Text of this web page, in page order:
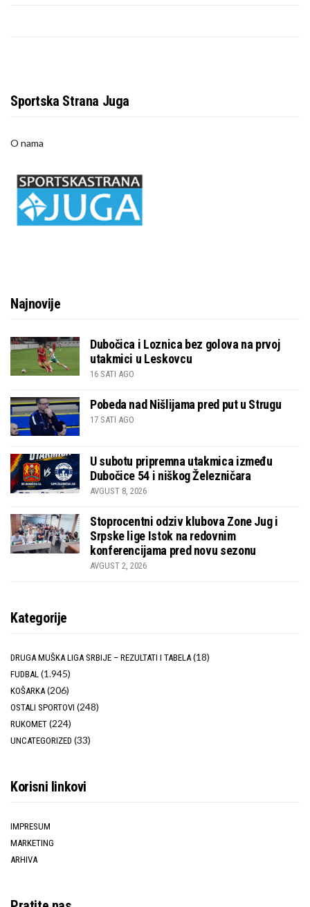
Sportska Strana Juga
O nama
Najnovije
Dubočica i Loznica bez golova na prvoj
utakmici u Leskovcu
16 SATI AGO
Pobeda nad Nišlijama pred put u Strugu
17 SATI AGO
U subotu pripremna utakmica između
Dubočice 54 i niškog Železničara
AVGUST 8, 2026
Stoprocentni odziv klubova Zone Jug i
Srpske lige Istok na redovnim
konferencijama pred novu sezonu
AVGUST 2, 2026
Kategorije
DRUGA MUŠKA LIGA SRBIJE – REZULTATI I TABELA (18)
FUDBAL (1.945)
KOŠARKA (206)
OSTALI SPORTOVI (248)
RUKOMET (224)
UNCATEGORIZED (33)
Korisni linkovi
IMPRESUM
MARKETING
ARHIVA